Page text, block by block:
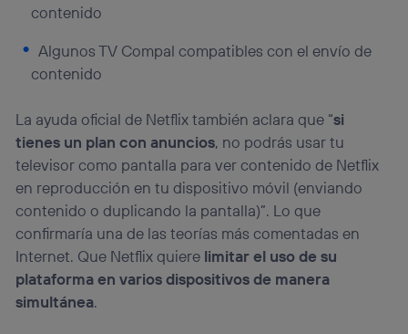
contenido
Algunos TV Compal compatibles con el envío de
contenido
La ayuda oficial de Netflix también aclara que “si
tienes un plan con anuncios, no podrás usar tu
televisor como pantalla para ver contenido de Netflix
en reproducción en tu dispositivo móvil (enviando
contenido o duplicando la pantalla)”. Lo que
confirmaría una de las teorías más comentadas en
Internet. Que Netflix quiere limitar el uso de su
plataforma en varios dispositivos de manera
simultánea.